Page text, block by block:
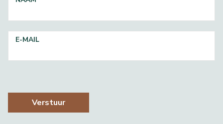
E-MAIL
Verstuur